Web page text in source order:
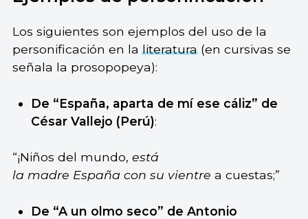
Los siguientes son ejemplos del uso de la
personificación en laliteratura(en cursivas se
señala la prosopopeya):
De “España, aparta de mí ese cáliz” de
César Vallejo (Perú):
“¡Niños del mundo, está
la madre España con su vientre a cuestas;”
De “A un olmo seco” de Antonio